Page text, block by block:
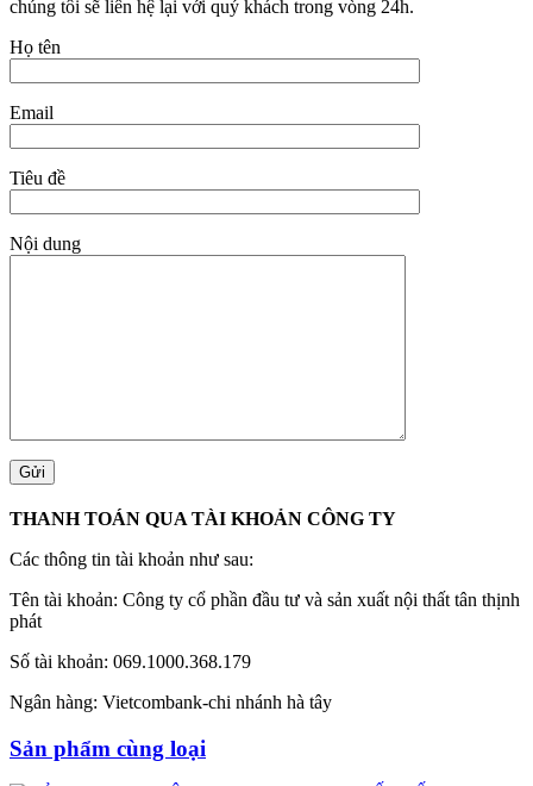
chúng tôi sẽ liên hệ lại với quý khách trong vòng 24h.
Họ tên
Email
Tiêu đề
Nội dung
THANH TOÁN QUA TÀI KHOẢN CÔNG TY
Các thông tin tài khoản như sau:
Tên tài khoản: Công ty cổ phần đầu tư và sản xuất nội thất tân thịnh
phát
Số tài khoản: 069.1000.368.179
Ngân hàng: Vietcombank-chi nhánh hà tây
Sản phẩm cùng loại